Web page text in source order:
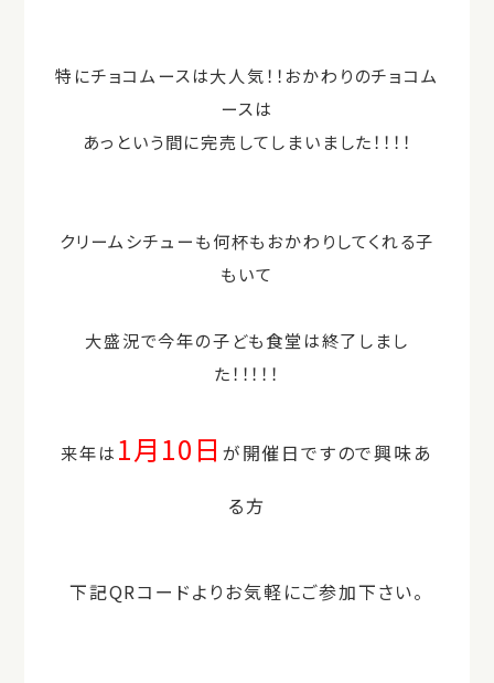
特にチョコムースは大人気！！おかわりのチョコム
ースは
あっという間に完売してしまいました！！！！
クリームシチューも何杯もおかわりしてくれる子
もいて
大盛況で今年の子ども食堂は終了しまし
た！！！！！
来年は 1月10日 が開催日ですので興味あ
る方
下記QRコードよりお気軽にご参加下さい。